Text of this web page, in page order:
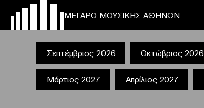
ΜΕΓΑΡΟ ΜΟΥΣΙΚΗΣ ΑΘΗΝΩΝ
Σεπτέμβριος 2026 Οκτώβριος 2026
Μάρτιος 2027 Απρίλιος 2027